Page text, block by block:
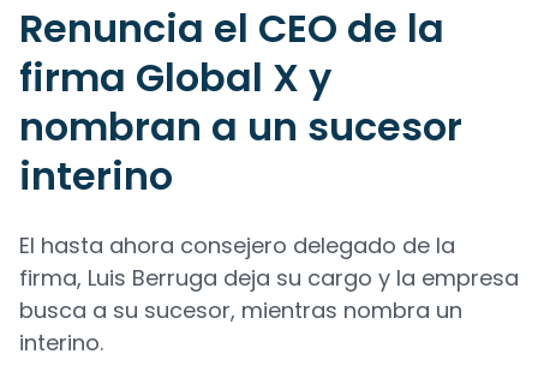
Renuncia el CEO de la
firma Global X y
nombran a un sucesor
interino
El hasta ahora consejero delegado de la
firma, Luis Berruga deja su cargo y la empresa
busca a su sucesor, mientras nombra un
interino.